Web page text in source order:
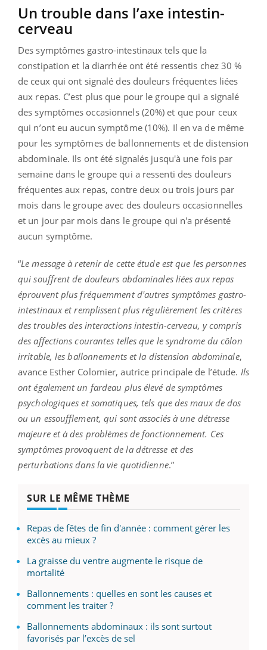
Un trouble dans l’axe intestin-
cerveau
Des symptômes gastro-intestinaux tels que la
constipation et la diarrhée ont été ressentis chez 30 %
de ceux qui ont signalé des douleurs fréquentes liées
aux repas. C’est plus que pour le groupe qui a signalé
des symptômes occasionnels (20%) et que pour ceux
qui n’ont eu aucun symptôme (10%). Il en va de même
pour les symptômes de ballonnements et de distension
abdominale. Ils ont été signalés jusqu'à une fois par
semaine dans le groupe qui a ressenti des douleurs
fréquentes aux repas, contre deux ou trois jours par
mois dans le groupe avec des douleurs occasionnelles
et un jour par mois dans le groupe qui n'a présenté
aucun symptôme.
“Le message à retenir de cette étude est que les personnes
qui souffrent de douleurs abdominales liées aux repas
éprouvent plus fréquemment d'autres symptômes gastro-
intestinaux et remplissent plus régulièrement les critères
des troubles des interactions intestin-cerveau, y compris
des affections courantes telles que le syndrome du côlon
irritable, les ballonnements et la distension abdominale,
avance Esther Colomier, autrice principale de l’étude. Ils
ont également un fardeau plus élevé de symptômes
psychologiques et somatiques, tels que des maux de dos
ou un essoufflement, qui sont associés à une détresse
majeure et à des problèmes de fonctionnement. Ces
symptômes provoquent de la détresse et des
perturbations dans la vie quotidienne.”
SUR LE MÊME THÈME
Repas de fêtes de fin d'année : comment gérer les
excès au mieux ?
La graisse du ventre augmente le risque de
mortalité
Ballonnements : quelles en sont les causes et
comment les traiter ?
Ballonnements abdominaux : ils sont surtout
favorisés par l’excès de sel